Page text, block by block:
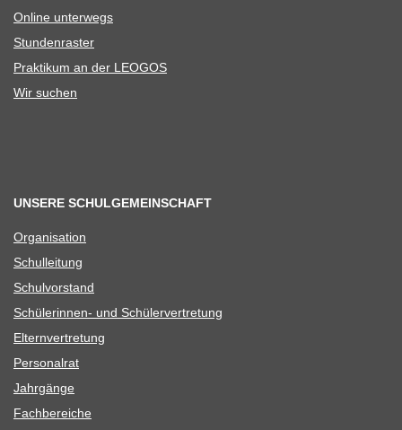
Online unter­wegs
Stun­den­ras­ter
Prak­ti­kum an der LEOGOS
Wir suchen
UNSERE SCHULGEMEINSCHAFT
Orga­ni­sa­tion
Schul­lei­tung
Schul­vor­stand
Schü­le­rin­nen- und Schülervertretung
Eltern­ver­tre­tung
Per­so­nal­rat
Jahr­gänge
Fach­be­rei­che